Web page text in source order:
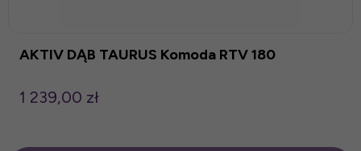
AKTIV DĄB TAURUS Komoda RTV 180
1 239,00 zł